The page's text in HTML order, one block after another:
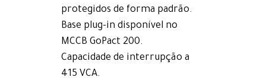
protegidos de forma padrão.
Base plug-in disponível no
MCCB GoPact 200.
Capacidade de interrupção a
415 VCA.